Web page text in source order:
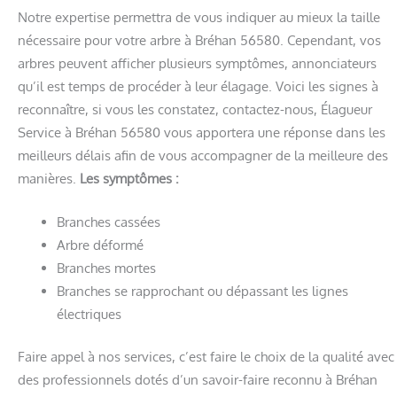
Notre expertise permettra de vous indiquer au mieux la taille
nécessaire pour votre arbre à Bréhan 56580. Cependant, vos
arbres peuvent afficher plusieurs symptômes, annonciateurs
qu’il est temps de procéder à leur élagage. Voici les signes à
reconnaître, si vous les constatez, contactez-nous, Élagueur
Service à Bréhan 56580 vous apportera une réponse dans les
meilleurs délais afin de vous accompagner de la meilleure des
manières. Les symptômes :
Branches cassées
Arbre déformé
Branches mortes
Branches se rapprochant ou dépassant les lignes
électriques
Faire appel à nos services, c’est faire le choix de la qualité avec
des professionnels dotés d’un savoir-faire reconnu à Bréhan